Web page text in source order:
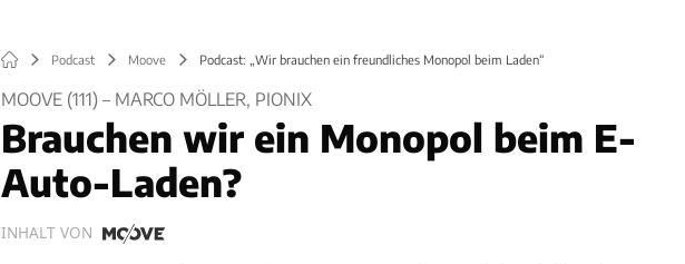
Podcast Moove Podcast: „Wir brauchen ein freundliches Monopol beim Laden“
MOOVE (111) – MARCO MÖLLER, PIONIX
Brauchen wir ein Monopol beim E-
Auto-Laden?
INHALT VON